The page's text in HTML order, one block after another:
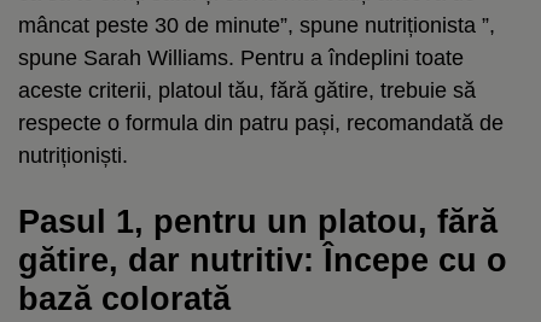
mâncat peste 30 de minute”, spune nutriționista ”,
spune Sarah Williams. Pentru a îndeplini toate
aceste criterii, platoul tău, fără gătire, trebuie să
respecte o formula din patru pași, recomandată de
nutriționiști.
Pasul 1, pentru un platou, fără
gătire, dar nutritiv: Începe cu o
bază colorată